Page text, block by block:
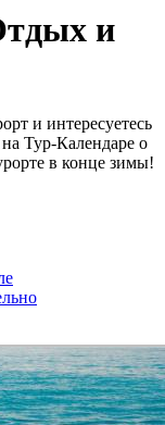
и
и интересуетесь
Тур-Календаре о
в конце зимы!